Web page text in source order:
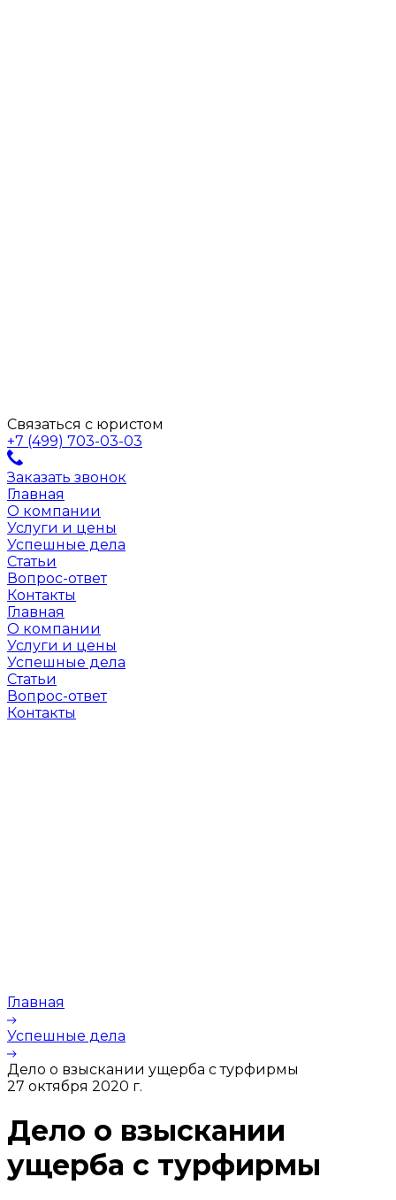
Связаться с юристом
+7 (499) 703-03-03
Заказать звонок
Главная
О компании
Услуги и цены
Успешные дела
Статьи
Вопрос-ответ
Контакты
Главная
О компании
Услуги и цены
Успешные дела
Статьи
Вопрос-ответ
Контакты
Главная
Успешные дела
Дело о взыскании ущерба с турфирмы
27 октября 2020 г.
Дело о взыскании
ущерба с турфирмы